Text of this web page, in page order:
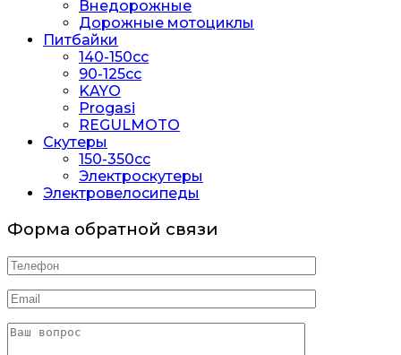
Внедорожные
Дорожные мотоциклы
Питбайки
140-150сс
90-125cc
KAYO
Progasi
REGULMOTO
Скутеры
150-350cc
Электроскутеры
Электровелосипеды
Форма обратной связи